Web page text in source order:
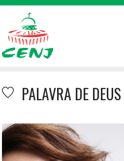
PALAVRA DE DEUS